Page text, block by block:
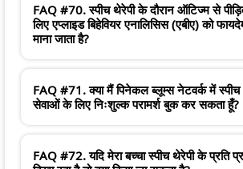
FAQ #70. स्पीच थेरेपी के दौरान ऑटिज्म से
लिए एप्लाइड बिहेवियर एनालिसिस (एबीए) को
माना जाता है?
FAQ #71. क्या मैं पिनेकल ब्लूम्स नेटवर्क में स्पीच
सेवाओं के लिए निःशुल्क परामर्श बुक कर सकता हूँ?
FAQ #72. यदि मेरा बच्चा स्पीच थेरेपी के प्रति